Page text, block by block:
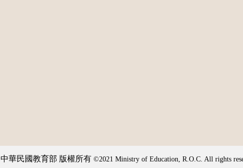
中華民國教育部 版權所有 ©2021 Ministry of Education, R.O.C. All rights